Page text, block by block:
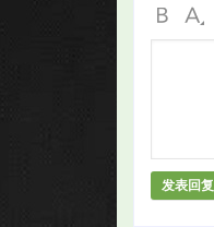
发表回复